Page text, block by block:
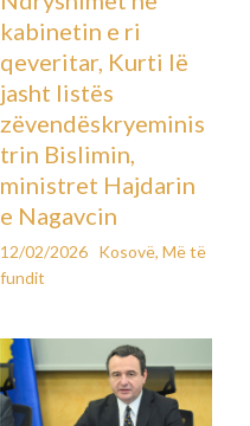
e punësuar në fushën e
më 4 shkurt në një
marrë një Uber për t’u
askënd, duke lënë pas
personale të sistemuara
ndonjë shenjë të
britanike
Sophie-s, gazetarja Laura
zbuluan se 29-vjeçarja
për të folur për
personal të